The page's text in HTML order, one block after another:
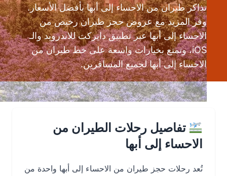
تذاكر طيران من الاحساء إلى أبها بأفضل الأسعار.
وفر المزيد مع عروض حجز طيران رخيص من
الاحساء إلى أبها عبر تطبيق دايركت للاندرويد والـ
iOS، وتمتع بخيارات واسعة على خط طيران من
الاحساء إلى أبها لجميع المسافرين.
تفاصيل رحلات الطيران من
الاحساء إلى أبها
تُعد رحلات حجز طيران من الاحساء إلى أبها واحدة من